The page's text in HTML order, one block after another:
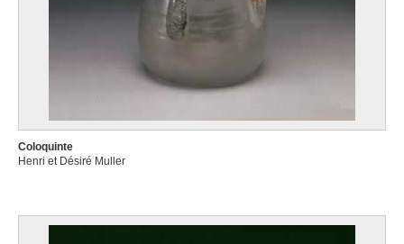
Coloquinte
Henri et Désiré Muller